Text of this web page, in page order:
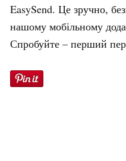
EasySend. Це зручно,
нашому мобільному
Спробуйте – перший